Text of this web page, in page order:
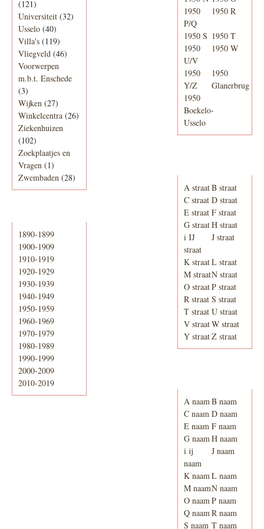
(121)
Universiteit (32)
Usselo (40)
Villa's (119)
Vliegveld (46)
Voorwerpen
m.b.t. Enschede
(3)
Wijken (27)
Winkelcentra (26)
Ziekenhuizen
(102)
Zoekplaatjes en
Vragen (1)
Zwembaden (28)
1890-1899
1900-1909
1910-1919
1920-1929
1930-1939
1940-1949
1950-1959
1960-1969
1970-1979
1980-1989
1990-1999
2000-2009
2010-2019
1950
P/Q
1950 R
1950 S 1950 T
1950
U/V
1950 W
1950
Y/Z
1950
Glanerbrug
1950
Boekelo-
Usselo
A straatB straat
C straat D straat
E straat F straat
G straatH straat
i IJ
straat
J straat
K straatL straat
M straatN straat
O straatP straat
R straat S straat
T straat U straat
V straatW straat
Y straatZ straat
A naamB naam
C naam D naam
E naam F naam
G naamH naam
i ij
naam
J naam
K naamL naam
M naamN naam
O naamP naam
Q naamR naam
S naam T naam